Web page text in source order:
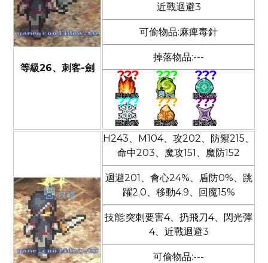
等級26、刺客-劍
近戰迴避3
可偷物品:麻痺毒針
掉落物品:---
??? ???
???
???
??? ???
H243、M104、攻202、防禦215、
命中203、魔攻151、魔防152
迴避201、會心24%、盾防0%、跳
躍2.0、移動4.9、回魔15%
技能:突刺要害4、扔飛刀4、閃光彈
4、近戰迴避3
可偷物品:---